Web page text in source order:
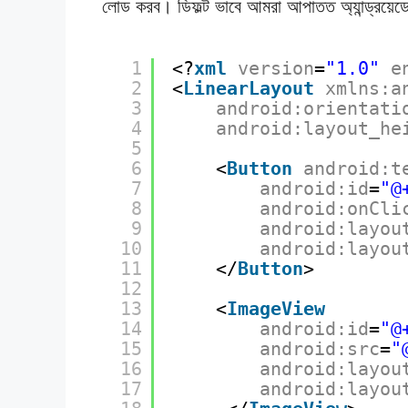
লোড করব। ডিফল্ট ভাবে আমরা আপাতত
1
2
3
4
5
6
7
8
9
10
11
12
13
14
15
16
17
<?xml version="1.0"
<LinearLayout
<Button
android:id=
</Button>
<ImageView
android:id=
android:src=